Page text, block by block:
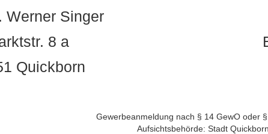
Werner Singer
8 a
Quickborn
Gewerbeanmeldung nach § 14 GewO oder
Aufsichtsbehörde: Stadt Quickborn